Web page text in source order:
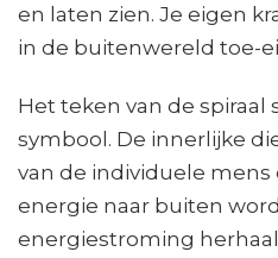
en laten zien. Je eigen
in de buitenwereld toe-
Het teken van de spiraal
symbool. De innerlijke
van de individuele
energie naar buiten
energiestroming